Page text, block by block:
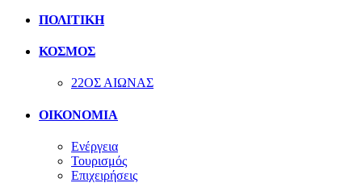
ΠΟΛΙΤΙΚΗ
ΚΟΣΜΟΣ
22ΟΣ ΑΙΩΝΑΣ
ΟΙΚΟΝΟΜΙΑ
Ενέργεια
Τουρισμός
Επιχειρήσεις